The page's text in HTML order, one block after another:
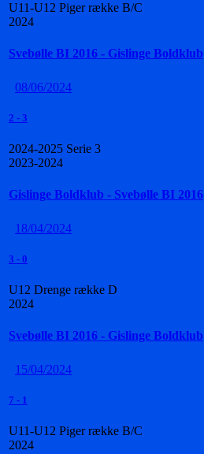
U11-U12 Piger række B/C
2024
Svebølle BI 2016 - Gislinge Boldklub
08/06/2024
2 - 3
2024-2025 Serie 3
2023-2024
Gislinge Boldklub - Svebølle BI 2016
18/04/2024
3 - 0
U12 Drenge række D
2024
Svebølle BI 2016 - Gislinge Boldklub
15/04/2024
7 - 1
U11-U12 Piger række B/C
2024